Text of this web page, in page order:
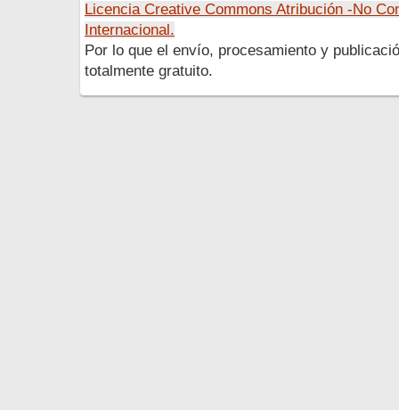
Licencia Creative Commons Atribución -No
Internacional.
Por lo que el envío, procesamiento y
totalmente gratuito.